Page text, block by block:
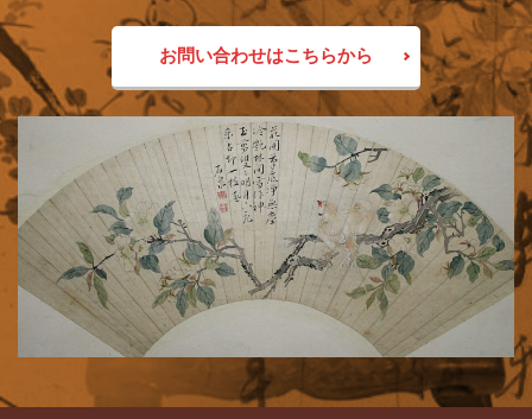
お問い合わせはこちらから